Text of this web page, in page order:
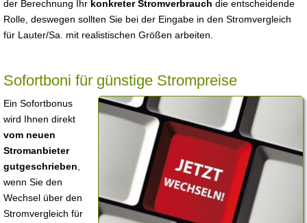
der Berechnung Ihr konkreter Stromverbrauch die entscheidende
Rolle, deswegen sollten Sie bei der Eingabe in den Stromvergleich
für Lauter/Sa. mit realistischen Größen arbeiten.
Sofortboni für günstige Strompreise
Ein Sofortbonus
wird Ihnen direkt
vom neuen
Stromanbieter
gutgeschrieben
wenn Sie den
Wechsel über den
Stromvergleich für